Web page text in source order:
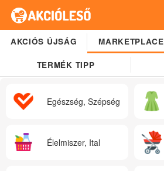
AKCIÓS ÚJSÁG MARKETPLACE
TERMÉK TIPP
Egészség, Szépség
Élelmiszer, Ital